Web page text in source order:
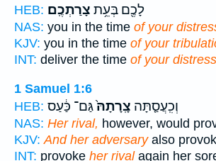
HEB:
לָכֶ֖ם בְּעֵ֥ת צָרַתְכֶֽם׃
NAS: you in the time of your
KJV: you in the time of your
INT: deliver the time of your distress
1 Samuel 1:6
HEB:
וְכִֽעֲסַ֤תָּה צָֽרָתָהּ֙גַּם־ כַּ֔עַס
NAS: Her rival, however, would
KJV: And her adversaryalso
INT: provoke her rivalagain her